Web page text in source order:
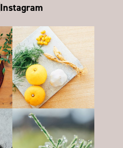
Instagram